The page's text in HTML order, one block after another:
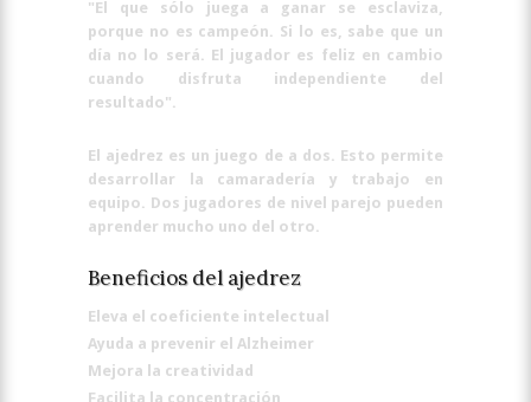
"El que sólo juega a ganar se esclaviza,
porque no es campeón. Si lo es, sabe que un
día no lo será. El jugador es feliz en cambio
cuando disfruta independiente del
resultado".
El ajedrez es un juego de a dos. Esto permite
desarrollar la camaradería y trabajo en
equipo. Dos jugadores de nivel parejo pueden
aprender mucho uno del otro.
Beneficios del ajedrez
Eleva el coeficiente intelectual
Ayuda a prevenir el Alzheimer
Mejora la creatividad
Facilita la concentración